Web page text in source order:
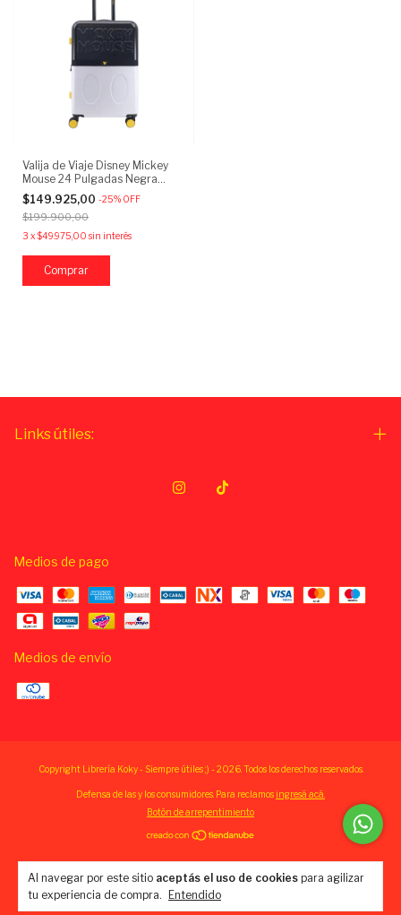
Al navegar por este sitio aceptás el uso de cookies para agilizar
tu experiencia de compra.
Entendido
Valija de Viaje Disney Mickey
Mouse 24 Pulgadas Negra
Rígida con Ruedas
$149.925,00 -25% OFF
$199.900,00
3 x$49.975,00 sin interés
Links útiles:
Medios de pago
Medios de envío
Copyright Librería Koky - Siempre útiles ;) - 2026. Todos los derechos reservados.
Defensa de las y los consumidores. Para reclamos ingresá acá.
Botón de arrepentimiento